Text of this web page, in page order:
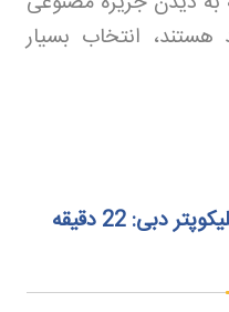
هستند، انتخاب بسیار
هلیکوپتر دبی: 22 دقیقه